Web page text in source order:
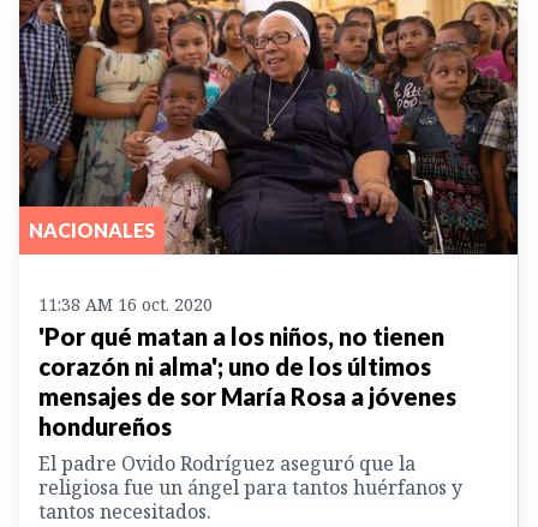
NACIONALES
11:38 AM 16 oct. 2020
'Por qué matan a los niños, no tienen
corazón ni alma'; uno de los últimos
mensajes de sor María Rosa a jóvenes
hondureños
El padre Ovido Rodríguez aseguró que la
religiosa fue un ángel para tantos huérfanos y
tantos necesitados.